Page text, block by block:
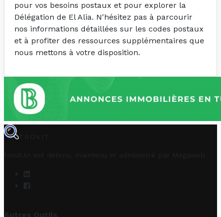
pour vos besoins postaux et pour explorer la
Délégation de El Alia. N'hésitez pas à parcourir
nos informations détaillées sur les codes postaux
et à profiter des ressources supplémentaires que
nous mettons à votre disposition.
TROVIT
trovit.tn est détenu, maintenu et administré par Megaweb
Autres Outils